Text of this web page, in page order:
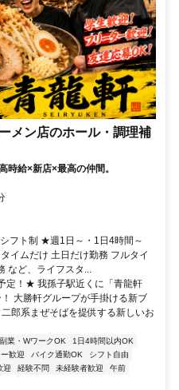
メン店のホール・調理補
時給×新店×最高の仲間。
フト制 ★週1日～・1日4時間～
イムだけ 土日だけ勤務 フルタイ
など、ライフスタ...
定！★ 我孫子駅近くに「青龍軒
大勝軒グループが手掛ける新ブ
郎系まぜそばを提供する新しいお
副業・WワークOK
1日4時間以内OK
歓迎 バイク通勤OK
シフト自由
迎 経験不問 未経験者歓迎
午前